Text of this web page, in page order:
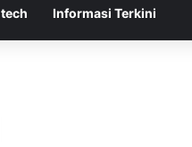
tech Informasi Terkini